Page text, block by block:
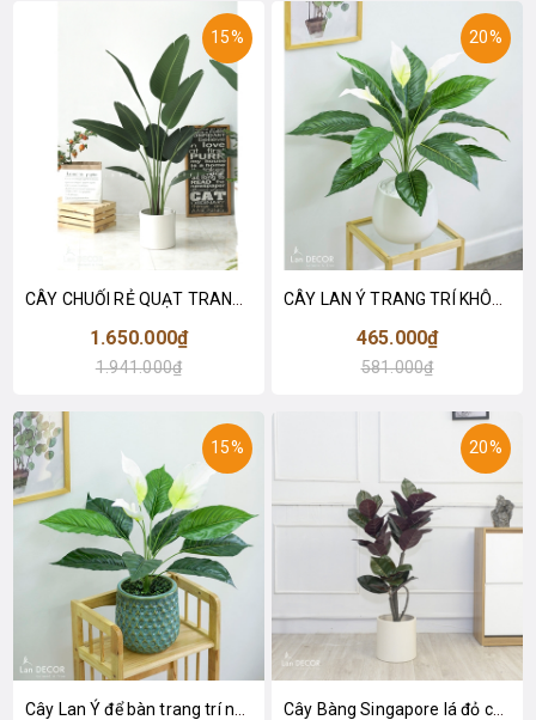
15%
1.650.000₫
1.941.000₫
20%
465.000₫
581.000₫
15% 20%
Cây Bàng Singapore lá đỏ cây giả trang trí Lan Decor (110cm) - LC2918-1